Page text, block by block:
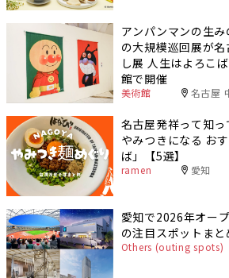
アンパンマンの生
の大規模巡回展が
し展 人生はよろこ
館で開催
美術館 名古屋
名古屋発祥って知
やみつきになる お
ば」【5選】
ramen 愛知
愛知で2026年オー
の注目スポットまと
Others (outing spots)